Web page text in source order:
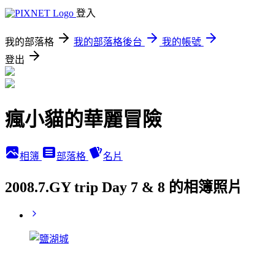
登入
我的部落格 我的部落格後台
我的帳號
登出
瘋小貓的華麗冒險
相簿 部落格 名片
2008.7.GY trip Day 7 & 8 的相簿照片